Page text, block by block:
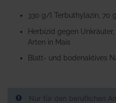
Anfang
Bildgalerie
springen
330 g/l Terbuthylazin, 70
Herbizid gegen
Arten in Mais
Blatt- und bodenaktives
Nur für den beruflichen